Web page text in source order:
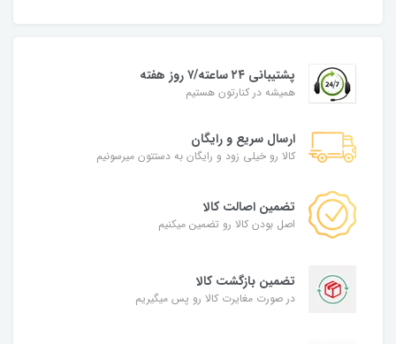
پشتیبانی ۲۴ ساعته/۷ روز هفته
همیشه در کنارتون هستیم
ارسال سریع و رایگان
کالا رو خیلی زود و رایگان به دستتون میرسونیم
تضمین اصالت کالا
اصل بودن کالا رو تضمین میکنیم
تضمین بازگشت کالا
در صورت مغایرت کالا رو پس میگیریم